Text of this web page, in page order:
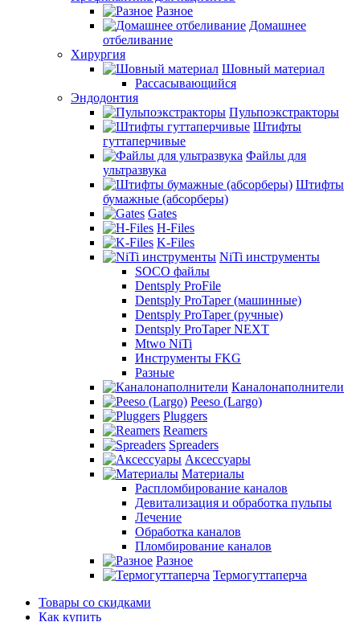
Разное
Домашнее
отбеливание
Хирургия
Шовный материал
Рассасывающийся
Эндодонтия
Пульпоэкстракторы
Штифты
гуттаперчивые
Файлы для
ультразвука
Штифты
бумажные (абсорберы)
Gates
H-Files
K-Files
NiTi инструменты
SOCO файлы
Dentsply ProFile
Dentsply ProTaper (машинные)
Dentsply ProTaper (ручные)
Dentsply ProTaper NEXT
Mtwo NiTi
Инструменты FKG
Разные
Каналонаполнители
Peeso (Largo)
Pluggers
Reamers
Spreaders
Аксессуары
Материалы
Распломбирование каналов
Девитализация и обработка пульпы
Лечение
Обработка каналов
Пломбирование каналов
Разное
Термогуттаперча
Товары со скидками
Как купить